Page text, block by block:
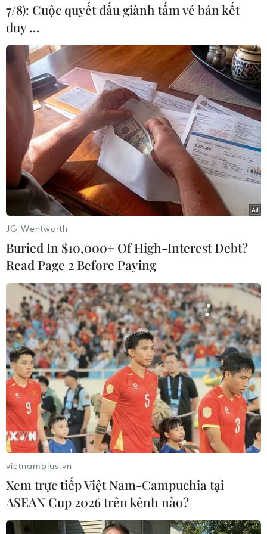
(Vietnam+)
#Tổng thống Mỹ Barack Obama
#World Cup 2014
#Đội tuyển Mỹ
#Vòng hai
#Juergen Klinsmann
#Minneapolis
#Vô địch thế giới Mỹ
7/8): Cuộc quyết đấu giành tấm vé bán kết
duy …
JG Wentworth
Buried In $10,000+ Of High-Interest Debt?
Read Page 2 Before Paying
vietnamplus.vn
Xem trực tiếp Việt Nam-Campuchia tại
ASEAN Cup 2026 trên kênh nào?